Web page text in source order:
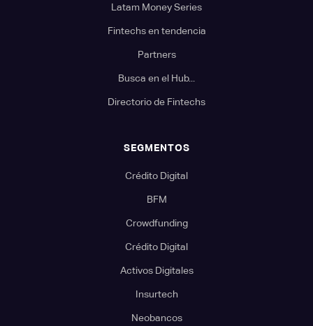
Latam Money Series
Fintechs en tendencia
Partners
Busca en el Hub...
Directorio de Fintechs
SEGMENTOS
Crédito Digital
BFM
Crowdfunding
Crédito Digital
Activos Digitales
Insurtech
Neobancos